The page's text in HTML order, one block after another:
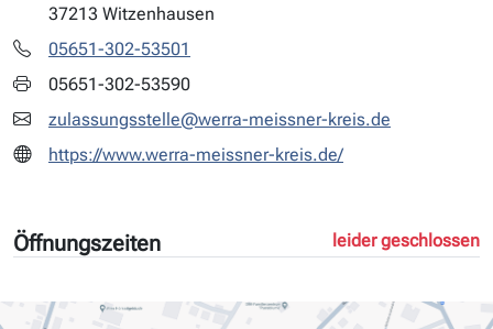
37213 Witzenhausen
05651-302-53501
05651-302-53590
zulassungsstelle@werra-meissner-kreis.de
https://www.werra-meissner-kreis.de/
Öffnungszeiten leider geschlossen